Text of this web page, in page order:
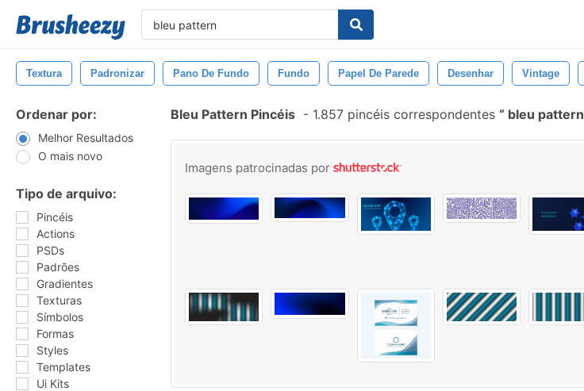
Textura Padronizar Pano De Fundo Fundo Papel De Parede Desenhar Vintage
Ordenar por:
Melhor Resultados
O mais novo
Tipo de arquivo:
Pincéis
Actions
PSDs
Padrões
Gradientes
Texturas
Símbolos
Formas
Styles
Templates
Ui Kits
Bleu Pattern Pincéis - 1.857 pincéis correspondentes bleu pattern
Imagens patrocinadas por